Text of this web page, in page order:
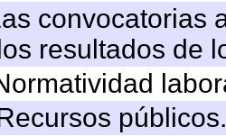
convocatorias
resultados de
públicos.